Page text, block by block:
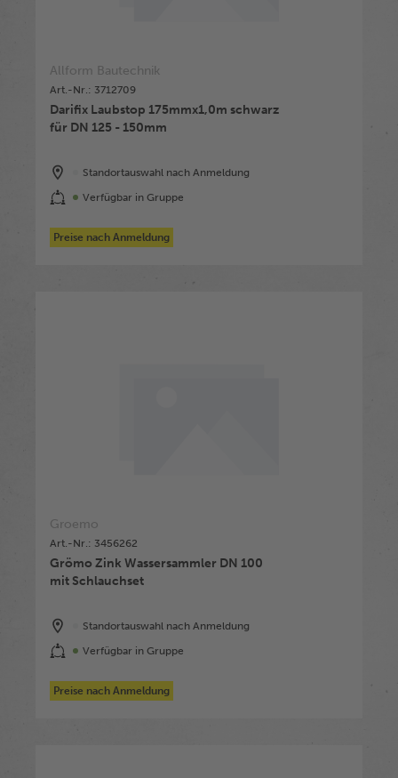
Allform Bautechnik
Art.-Nr.: 3712709
Darifix Laubstop 175mmx1,0m schwarz
für DN 125 - 150mm
Standortauswahl nach Anmeldung
Verfügbar in Gruppe
Preise nach Anmeldung
Groemo
Art.-Nr.: 3456262
Grömo Zink Wassersammler DN 100
mit Schlauchset
Standortauswahl nach Anmeldung
Verfügbar in Gruppe
Preise nach Anmeldung